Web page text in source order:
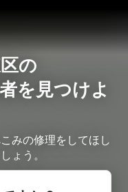
の
を見つけよ
みの修理をしてほし
ょう。